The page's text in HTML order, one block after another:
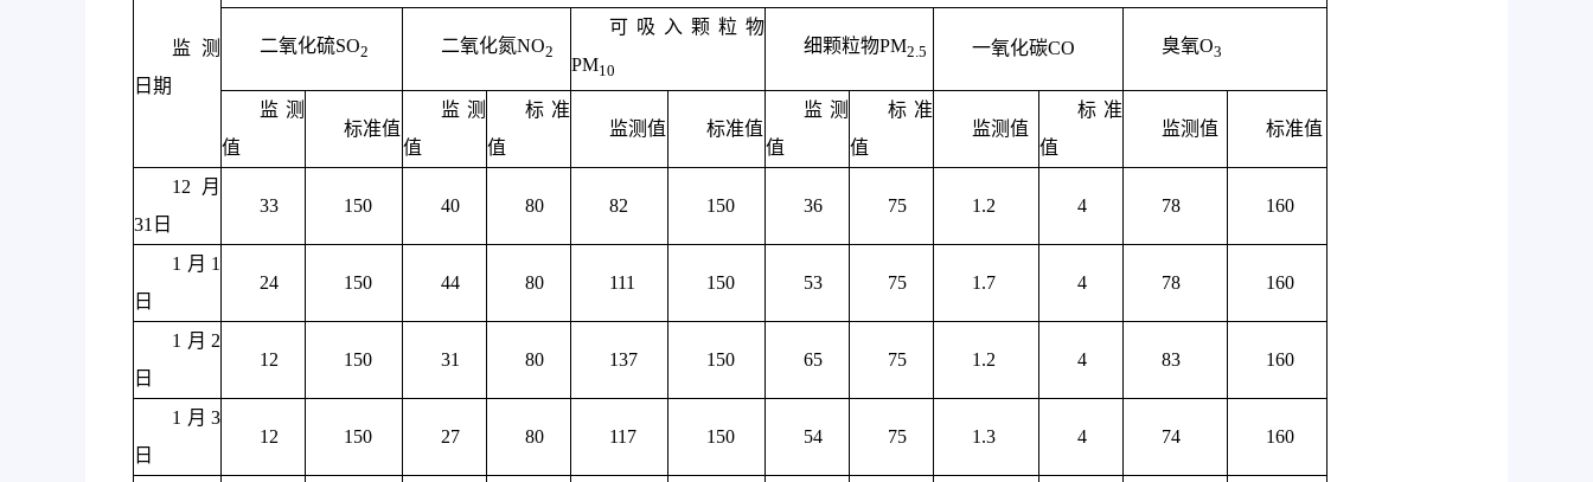
监测
日期
二氧化硫SO2 二氧化氮NO2
可吸入颗粒物
PM10
细颗粒物PM2.5 一氧化碳CO 臭氧O3
监测
值
标准值
监测
值
标准
值
监测值 标准值
监测
值
标准
值
监测值
标准
值
监测值 标准值
12月
31日
33 150 40 80 82 150 36 75 1.2 4 78 160
1月1
日
24 150 44 80 111 150 53 75 1.7 4 78 160
1月2
日
12 150 31 80 137 150 65 75 1.2 4 83 160
1月3
日
12 150 27 80 117 150 54 75 1.3 4 74 160